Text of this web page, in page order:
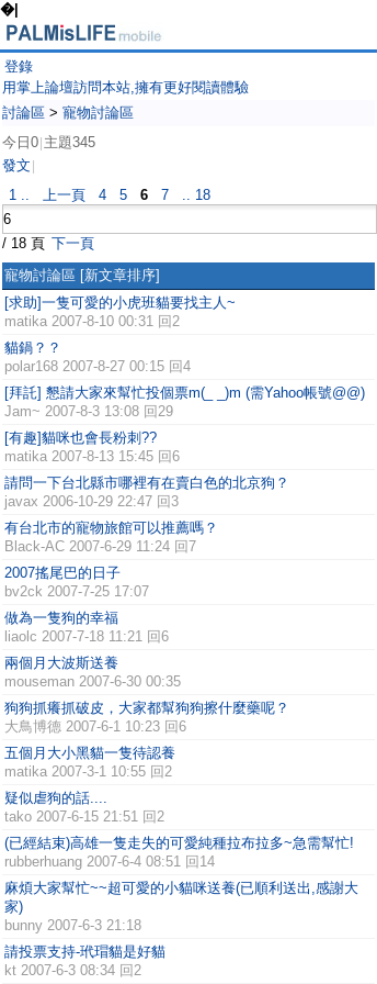
�|
登錄
用掌上論壇訪問本站,擁有更好閱讀體驗
討論區 > 寵物討論區
今日0 主題345
發文
1 .. 上一頁 4 5 6 7 .. 18
/ 18 頁 下一頁
寵物討論區 [新文章排序]
[求助]一隻可愛的小虎班貓要找主人~
matika 2007-8-10 00:31 回2
貓鍋？？
polar168 2007-8-27 00:15 回4
[拜託] 懇請大家來幫忙投個票m(_ _)m (需Yahoo帳號@@)
Jam~ 2007-8-3 13:08 回29
[有趣]貓咪也會長粉刺??
matika 2007-8-13 15:45 回6
請問一下台北縣市哪裡有在賣白色的北京狗？
javax 2006-10-29 22:47 回3
有台北市的寵物旅館可以推薦嗎？
Black-AC 2007-6-29 11:24 回7
2007搖尾巴的日子
bv2ck 2007-7-25 17:07
做為一隻狗的幸福
liaolc 2007-7-18 11:21 回6
兩個月大波斯送養
mouseman 2007-6-30 00:35
狗狗抓癢抓破皮，大家都幫狗狗擦什麼藥呢？
大鳥博德 2007-6-1 10:23 回6
五個月大小黑貓一隻待認養
matika 2007-3-1 10:55 回2
疑似虐狗的話....
tako 2007-6-15 21:51 回2
(已經結束)高雄一隻走失的可愛純種拉布拉多~急需幫忙!
rubberhuang 2007-6-4 08:51 回14
麻煩大家幫忙~~超可愛的小貓咪送養(已順利送出,感謝大
家)
bunny 2007-6-3 21:18
請投票支持-玳瑁貓是好貓
kt 2007-6-3 08:34 回2